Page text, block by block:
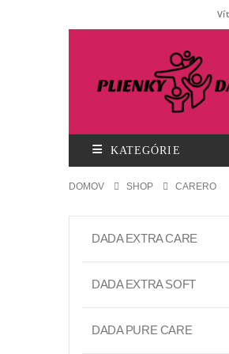
KATEGÓRIE
DOMOV SHOP CARERO
DADA EXTRA CARE
DADA EXTRA SOFT
DADA PURE CARE